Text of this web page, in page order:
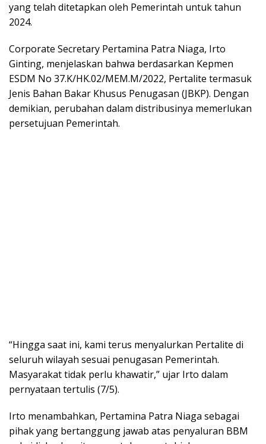
yang telah ditetapkan oleh Pemerintah untuk tahun
2024.
Corporate Secretary Pertamina Patra Niaga, Irto
Ginting, menjelaskan bahwa berdasarkan Kepmen
ESDM No 37.K/HK.02/MEM.M/2022, Pertalite termasuk
Jenis Bahan Bakar Khusus Penugasan (JBKP). Dengan
demikian, perubahan dalam distribusinya memerlukan
persetujuan Pemerintah.
“Hingga saat ini, kami terus menyalurkan Pertalite di
seluruh wilayah sesuai penugasan Pemerintah.
Masyarakat tidak perlu khawatir,” ujar Irto dalam
pernyataan tertulis (7/5).
Irto menambahkan, Pertamina Patra Niaga sebagai
pihak yang bertanggung jawab atas penyaluran BBM